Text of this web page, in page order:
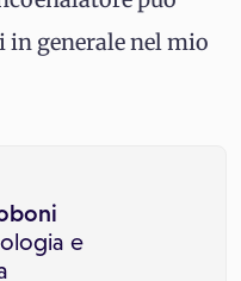
generale nel mio
e